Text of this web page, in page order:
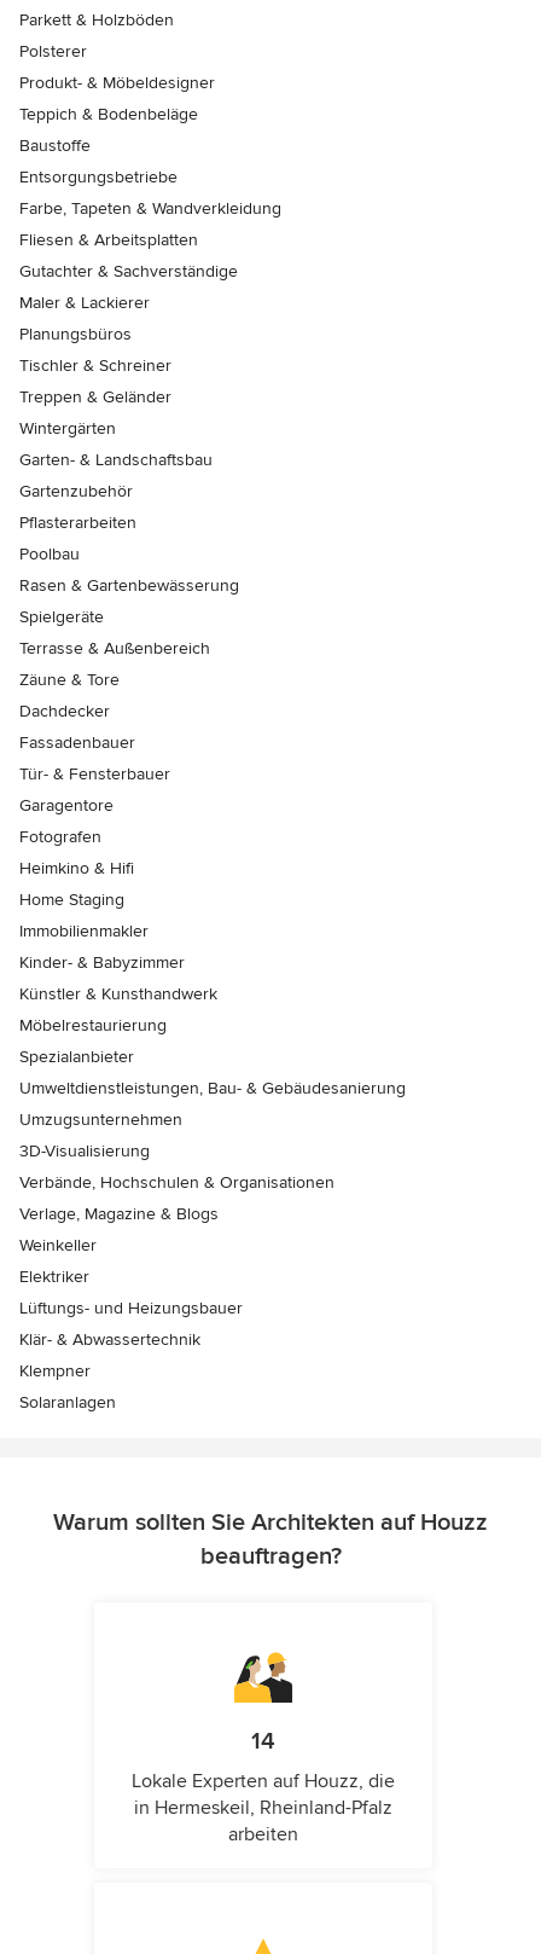
Parkett & Holzböden
Polsterer
Produkt- & Möbeldesigner
Teppich & Bodenbeläge
Baustoffe
Entsorgungsbetriebe
Farbe, Tapeten & Wandverkleidung
Fliesen & Arbeitsplatten
Gutachter & Sachverständige
Maler & Lackierer
Planungsbüros
Tischler & Schreiner
Treppen & Geländer
Wintergärten
Garten- & Landschaftsbau
Gartenzubehör
Pflasterarbeiten
Poolbau
Rasen & Gartenbewässerung
Spielgeräte
Terrasse & Außenbereich
Zäune & Tore
Dachdecker
Fassadenbauer
Tür- & Fensterbauer
Garagentore
Fotografen
Heimkino & Hifi
Home Staging
Immobilienmakler
Kinder- & Babyzimmer
Künstler & Kunsthandwerk
Möbelrestaurierung
Spezialanbieter
Umweltdienstleistungen, Bau- & Gebäudesanierung
Umzugsunternehmen
3D-Visualisierung
Verbände, Hochschulen & Organisationen
Verlage, Magazine & Blogs
Weinkeller
Elektriker
Lüftungs- und Heizungsbauer
Klär- & Abwassertechnik
Klempner
Solaranlagen
Warum sollten Sie Architekten auf Houzz
beauftragen?
14
Lokale Experten auf Houzz, die
in Hermeskeil, Rheinland-Pfalz
arbeiten